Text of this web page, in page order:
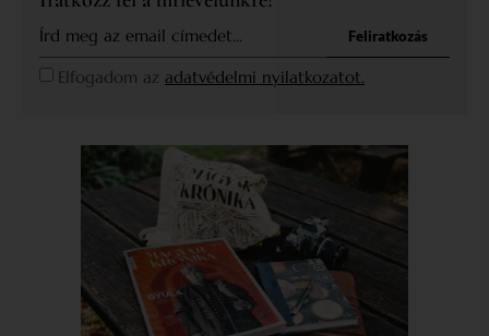
Elfogadom az adatvédelmi nyilatkozatot.
Feliratkozás